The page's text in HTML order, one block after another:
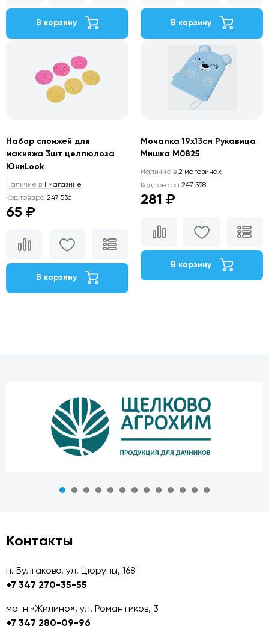
В корзину В корзину
Набор спонжей для
макияжа 3шт целлюлоза
ЮниLook
Наличие в 1 магазине
Код товара 247 536
65 ₽
В корзину
Мочалка 19х13см Рукавица
Мишка М0825
Наличие в 2 магазинах
Код товара 247 398
281 ₽
В корзину
Контакты
п. Булгаково, ул. Цюрупы, 168
+7 347 270-35-55
мр-н «Жилино», ул. Романтиков, 3
+7 347 280-09-96